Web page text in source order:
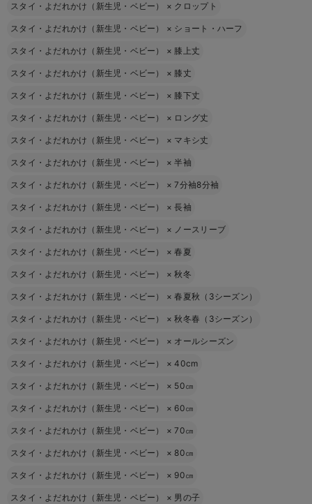
スタイ・よだれかけ（新生児・ベビー） × クロップト
スタイ・よだれかけ（新生児・ベビー） × ショート・ハーフ
スタイ・よだれかけ（新生児・ベビー） × 膝上丈
スタイ・よだれかけ（新生児・ベビー） × 膝丈
スタイ・よだれかけ（新生児・ベビー） × 膝下丈
スタイ・よだれかけ（新生児・ベビー） × ロング丈
スタイ・よだれかけ（新生児・ベビー） × マキシ丈
スタイ・よだれかけ（新生児・ベビー） ×半袖
スタイ・よだれかけ（新生児・ベビー） ×7分袖8分袖
スタイ・よだれかけ（新生児・ベビー） ×長袖
スタイ・よだれかけ（新生児・ベビー） × ノースリーブ
スタイ・よだれかけ（新生児・ベビー） ×春夏
スタイ・よだれかけ（新生児・ベビー） ×秋冬
スタイ・よだれかけ（新生児・ベビー） ×春夏秋（3シーズン）
スタイ・よだれかけ（新生児・ベビー） ×秋冬春（3シーズン）
スタイ・よだれかけ（新生児・ベビー） × オールシーズン
スタイ・よだれかけ（新生児・ベビー） ×40cm
スタイ・よだれかけ（新生児・ベビー） × 50㎝
スタイ・よだれかけ（新生児・ベビー） × 60㎝
スタイ・よだれかけ（新生児・ベビー） ×70㎝
スタイ・よだれかけ（新生児・ベビー） × 80㎝
スタイ・よだれかけ（新生児・ベビー） × 90㎝
スタイ・よだれかけ（新生児・ベビー） × 男の子